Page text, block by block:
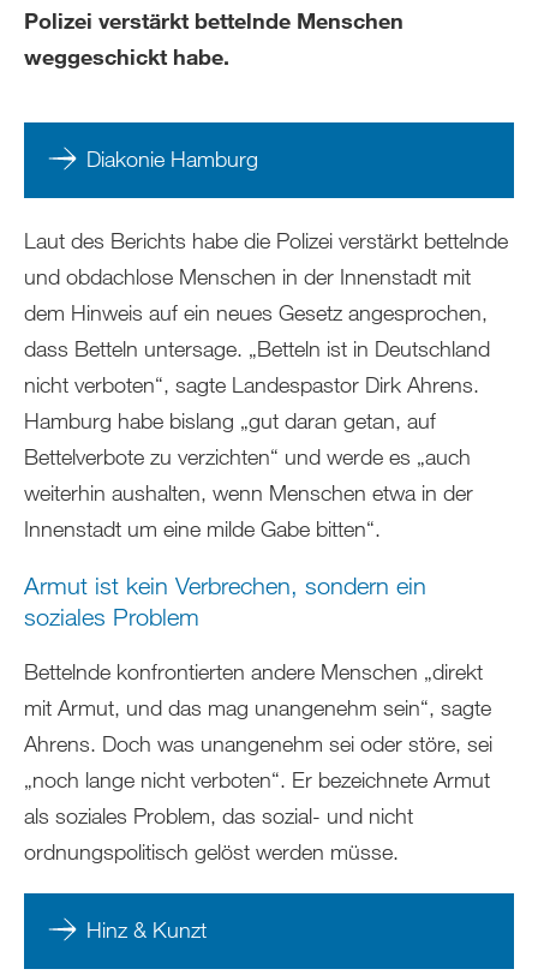
Polizei verstärkt bettelnde Menschen
weggeschickt habe.
Diakonie Hamburg
Laut des Berichts habe die Polizei verstärkt bettelnde
und obdachlose Menschen in der Innenstadt mit
dem Hinweis auf ein neues Gesetz angesprochen,
dass Betteln untersage. „Betteln ist in Deutschland
nicht verboten“, sagte Landespastor Dirk Ahrens.
Hamburg habe bislang „gut daran getan, auf
Bettelverbote zu verzichten“ und werde es „auch
weiterhin aushalten, wenn Menschen etwa in der
Innenstadt um eine milde Gabe bitten“.
Armut ist kein Verbrechen, sondern ein
soziales Problem
Bettelnde konfrontierten andere Menschen „direkt
mit Armut, und das mag unangenehm sein“, sagte
Ahrens. Doch was unangenehm sei oder störe, sei
„noch lange nicht verboten“. Er bezeichnete Armut
als soziales Problem, das sozial- und nicht
ordnungspolitisch gelöst werden müsse.
Hinz & Kunzt